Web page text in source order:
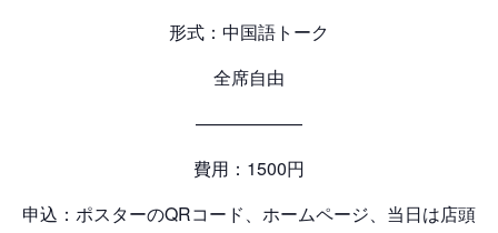
形式：中国語トーク
全席自由
——————
費用：1500円
申込：ポスターのQRコード、ホームページ、当日は店頭